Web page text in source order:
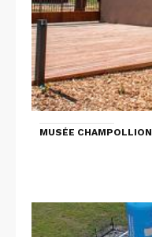
MUSÉE CHAMPOLLION